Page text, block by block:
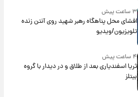
۳ ساعت پیش
افشای محل پناهگاه‌ رهبر شهید روی آنتن زنده
تلویزیون/ویدیو
۴ ساعت پیش
ثریا اسفندیاری بعد از طلاق و در دیدار با گروه
بیتلز